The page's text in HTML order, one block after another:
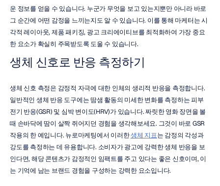
운 정보를 얻을 수 있습니다. 누군가 무엇을 보고 있는지뿐만 아니라 바로
그 순간에 어떤 감정을 느끼는지도 알 수 있습니다. 이를 통해 마케터는 시
각적 레이아웃, 제품 패키징, 광고 크리에이티브를 최적화하여 가장 중요
한 요소가 확실히 주목받도록 도울 수 있습니다.
생체 신호로 반응 측정하기
생체 신호 측정은 감정적 자극에 대한 인체의 생리적 반응을 측정합니다.
일반적인 생체 반응 도구에는 땀샘 활동의 미세한 변화를 측정하는 피부
전기 반응(GSR) 및 심박 변이도(HRV)가 있습니다. 짜릿한 영화 장면을 볼
때 손바닥에 땀이 살짝 쥐어지던 경험을 생각해보세요. 그것이 바로 GSR
작용의 한 예입니다. 뉴로마케팅에서 이러한 생체 지표는 감정의 각성과
강도를 측정하는 데 유용합니다. 소비자가 광고에 강력한 생체 반응을 보
인다면, 해당 콘텐츠가 감정적인 임팩트를 주고 있다는 좋은 신호이며, 이
는 기억에 남는 브랜드 경험을 구성하는 강력한 요소입니다.